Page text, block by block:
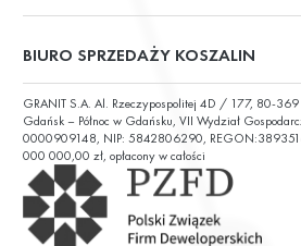
ul. Św. Wojciecha 6
BIURO SPRZEDAŻY KOSZALIN
ul. Chałubińskiego 9
GRANIT S.A. Al. Rzeczypospolitej 4D / 177, 80-369
Gdańsk – Północ w Gdańsku, VII Wydział
0000909148, NIP: 5842806290,
000 000,00 zł, opłacony w całości